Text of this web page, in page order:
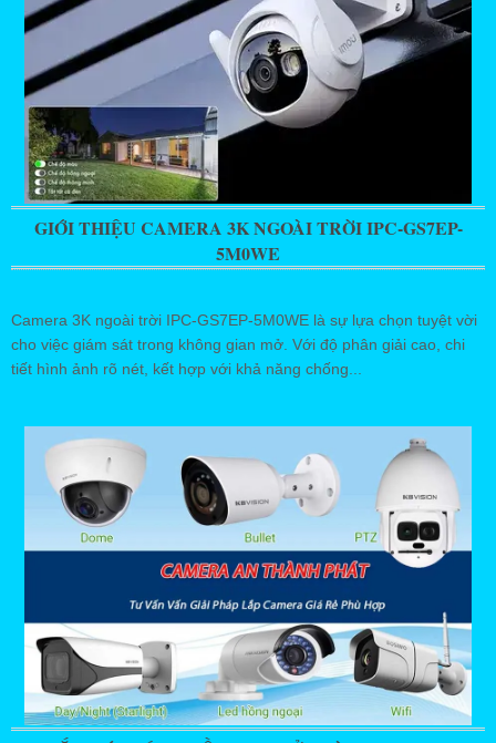
GIỚI THIỆU CAMERA 3K NGOÀI TRỜI IPC-GS7EP-
5M0WE
Camera 3K ngoài trời IPC-GS7EP-5M0WE là sự lựa chọn tuyệt vời
cho việc giám sát trong không gian mở. Với độ phân giải cao, chi
tiết hình ảnh rõ nét, kết hợp với khả năng chống...